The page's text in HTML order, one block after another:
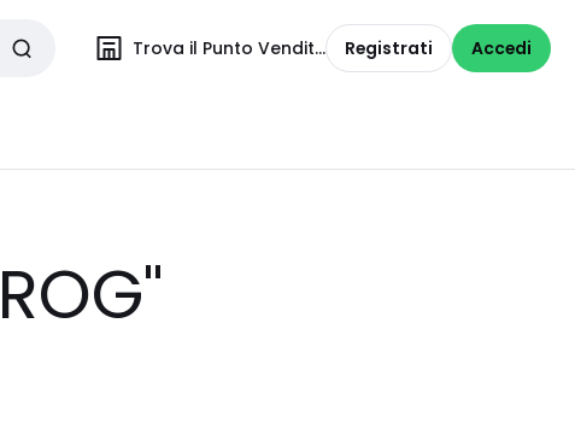
Trova il Punto Vendita Registrati Accedi